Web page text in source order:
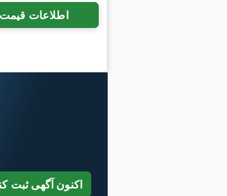
اطلاعات قیمت
اکنون آگهی ثبت